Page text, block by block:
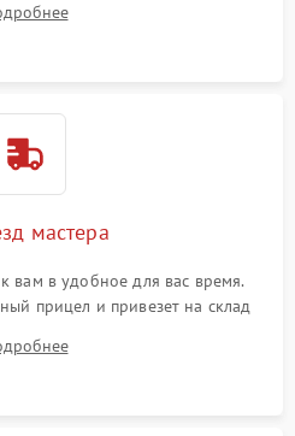
мастера
вам в удобное для вас время.
прицел и привезет на склад